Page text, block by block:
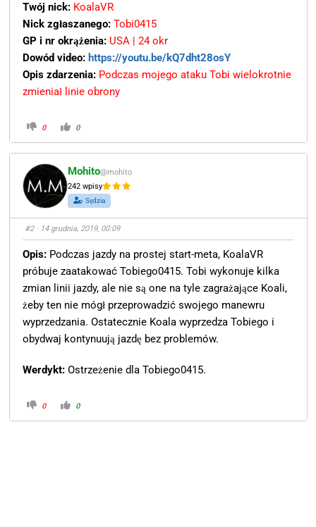
Twój nick: KoalaVR
Nick zgłaszanego: Tobi0415
GP i nr okrążenia: USA | 24 okr
Dowód video: https://youtu.be/kQ7dht28osY
Opis zdarzenia: Podczas mojego ataku Tobi wielokrotnie
zmieniał linie obrony
0 0
Mohito@mohito
242 wpisy
Sędzia
#2· 14 grudnia, 2019, 00:09
Opis: Podczas jazdy na prostej start-meta, KoalaVR
próbuje zaatakować Tobiego0415. Tobi wykonuje kilka
zmian linii jazdy, ale nie są one na tyle zagrażające Koali,
żeby ten nie mógł przeprowadzić swojego manewru
wyprzedzania. Ostatecznie Koala wyprzedza Tobiego i
obydwaj kontynuują jazdę bez problemów.
Werdykt:Ostrzeżenie dla Tobiego0415.
0 0